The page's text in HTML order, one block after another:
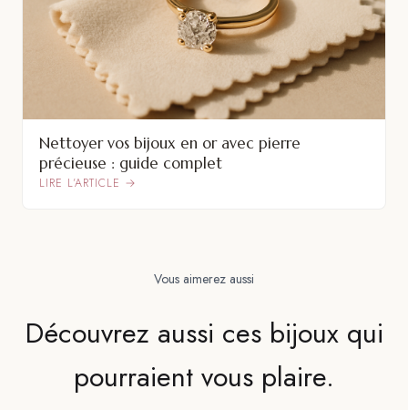
Nettoyer vos bijoux en or avec pierre
précieuse : guide complet
LIRE L’ARTICLE →
Vous aimerez aussi
Découvrez aussi ces bijoux qui
pourraient vous plaire.